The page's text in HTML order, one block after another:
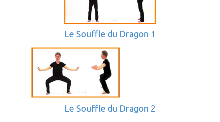
Le Souffle du Dragon 1
Le Souffle du Dragon 2